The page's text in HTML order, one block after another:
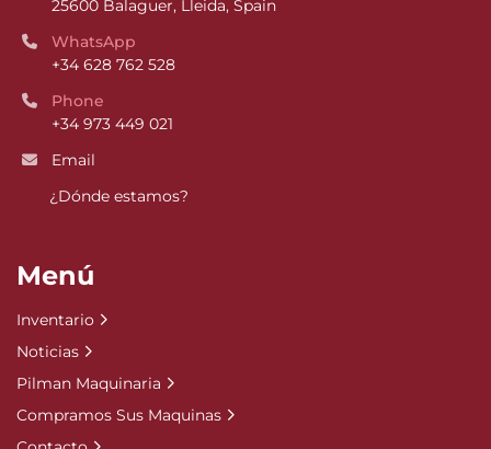
25600 Balaguer, Lleida, Spain
WhatsApp
+34 628 762 528
Phone
+34 973 449 021
Email
¿Dónde estamos?
Menú
Inventario
Noticias
Pilman Maquinaria
Compramos Sus Maquinas